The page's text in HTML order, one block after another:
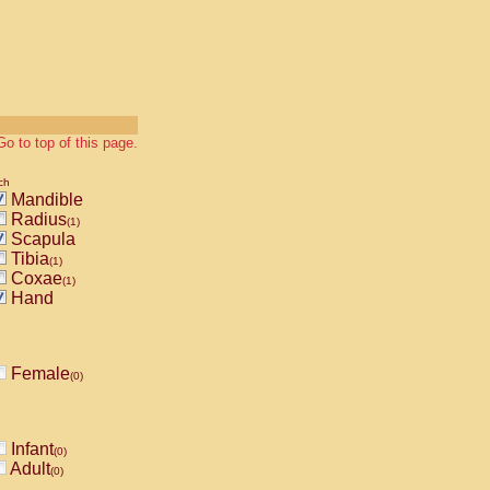
to top of this page.
Mandible
Radius(1)
Scapula
Tibia(1)
Coxae(1)
Hand
Female(0)
Infant(0)
Adult(0)